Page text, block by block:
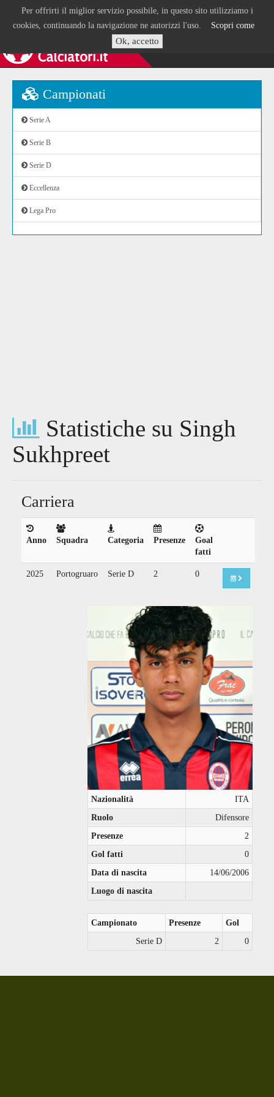
Per offrirti il miglior servizio possibile, in questo sito utilizziamo i
cookies, continuando la navigazione ne autorizzi l'uso. Scopri come
Ok, accetto
Campionati
Serie A
Serie B
Serie D
Eccellenza
Lega Pro
Statistiche su Singh
Sukhpreet
Carriera
Anno Squadra Categoria Presenze
Goal
fatti
2025 Portogruaro Serie D 2 0
Nazionalità
ITA
Ruolo
Difensore
Presenze
2
Gol fatti
0
Data di nascita
14/06/2006
Luogo di nascita
Campionato Presenze
Gol
Serie D
2 0